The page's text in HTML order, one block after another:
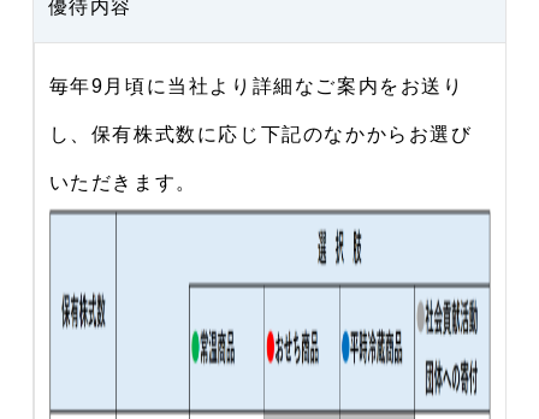
優待内容
毎年9月頃に当社より詳細なご案内をお送り
し、保有株式数に応じ下記のなかからお選び
いただきます。